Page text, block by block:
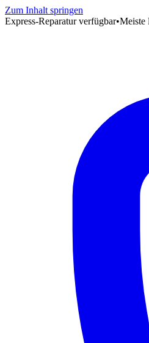
Zum Inhalt springen
Express-Reparatur verfügbar•Meiste